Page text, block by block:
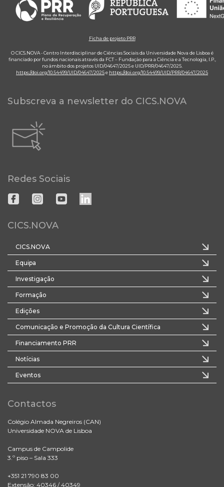
Ficha de projeto PRR
O CICS.NOVA - Centro Interdisciplinar de Ciências Sociais da Universidade Nova de Lisboa é
financiado por fundos nacionais através da FCT – Fundação para a Ciência e a Tecnologia, I.P.,
no âmbito dos projetos UID/04647/2025 e UID/PRR/04647/2025.
https://doi.org/10.54499/UID/04647/2025e https://doi.org/10.54499/UID/PRR/04647/2025
Subscreva a newsletter do CICS.NOVA
Redes Sociais
CICS.NOVA
CICS.NOVA
Equipa
Investigação
Formação
Edições
Comunicação e Promoção da Cultura Científica
Financiamento PRR
Notícias
Eventos
Contactos
Colégio Almada Negreiros (CAN)
Universidade NOVA de Lisboa
Campus de Campolide
3.º piso – Sala 333
+351 21 790 83 00
Extensão: 40346 / 40349